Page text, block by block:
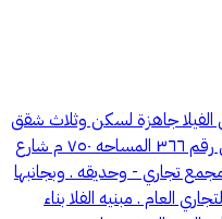
جاهزة لسكن وثلاث شقق
مؤسس لها القواعد وصبة النظافة الارض رقم ٣٦٦ المساحه ٧٥٠ م شارع
مجمع تجاري - وحديقه . وبجانبها
العام . مبنيه الفلا بناء